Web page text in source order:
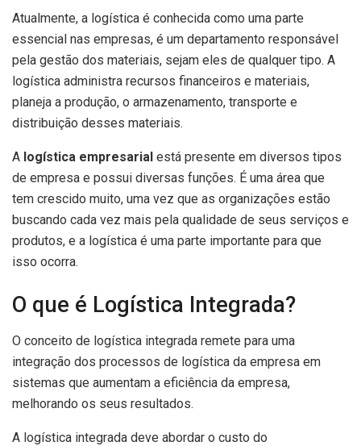
Atualmente, a logística é conhecida como uma parte
essencial nas empresas, é um departamento responsável
pela gestão dos materiais, sejam eles de qualquer tipo. A
logística administra recursos financeiros e materiais,
planeja a produção, o armazenamento, transporte e
distribuição desses materiais.
A logística empresarial está presente em diversos tipos
de empresa e possui diversas funções. É uma área que
tem crescido muito, uma vez que as organizações estão
buscando cada vez mais pela qualidade de seus serviços e
produtos, e a logística é uma parte importante para que
isso ocorra.
O que é Logística Integrada?
O conceito de logística integrada remete para uma
integração dos processos de logística da empresa em
sistemas que aumentam a eficiência da empresa,
melhorando os seus resultados.
A logística integrada deve abordar o custo do